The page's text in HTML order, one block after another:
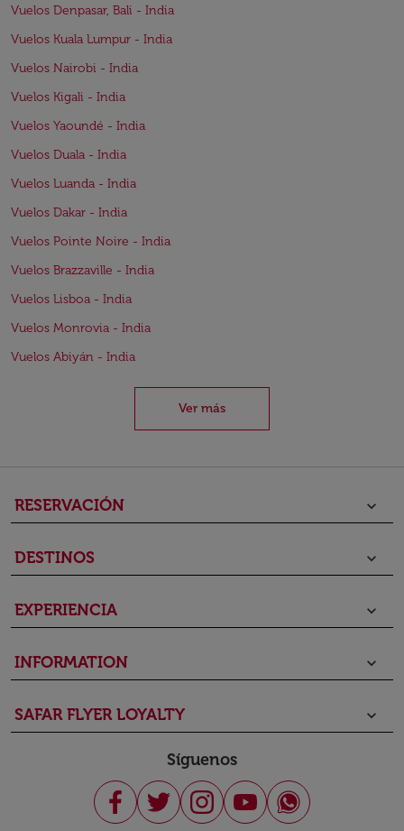
Vuelos Denpasar, Bali - India
Vuelos Kuala Lumpur - India
Vuelos Nairobi - India
Vuelos Kigali - India
Vuelos Yaoundé - India
Vuelos Duala - India
Vuelos Luanda - India
Vuelos Dakar - India
Vuelos Pointe Noire - India
Vuelos Brazzaville - India
Vuelos Lisboa - India
Vuelos Monrovia - India
Vuelos Abiyán - India
Ver más
RESERVACIÓN keyboard_arrow_down
DESTINOS keyboard_arrow_down
EXPERIENCIA keyboard_arrow_down
INFORMATION keyboard_arrow_down
SAFAR FLYER LOYALTY keyboard_arrow_down
Síguenos